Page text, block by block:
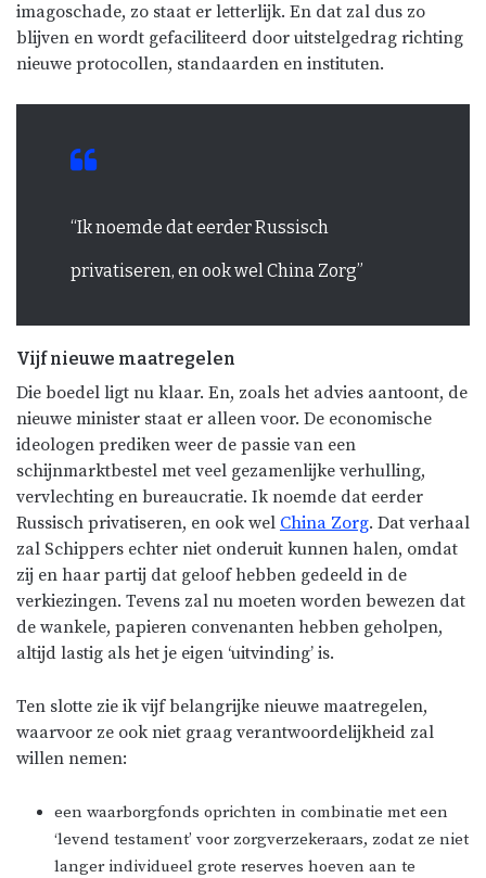
imagoschade, zo staat er letterlijk. En dat zal dus zo
blijven en wordt gefaciliteerd door uitstelgedrag richting
nieuwe protocollen, standaarden en instituten.
“Ik noemde dat eerder Russisch
privatiseren, en ook wel China Zorg”
Vijf nieuwe maatregelen
Die boedel ligt nu klaar. En, zoals het advies aantoont, de
nieuwe minister staat er alleen voor. De economische
ideologen prediken weer de passie van een
schijnmarktbestel met veel gezamenlijke verhulling,
vervlechting en bureaucratie. Ik noemde dat eerder
Russisch privatiseren, en ook wel China Zorg. Dat verhaal
zal Schippers echter niet onderuit kunnen halen, omdat
zij en haar partij dat geloof hebben gedeeld in de
verkiezingen. Tevens zal nu moeten worden bewezen dat
de wankele, papieren convenanten hebben geholpen,
altijd lastig als het je eigen ‘uitvinding’ is.
Ten slotte zie ik vijf belangrijke nieuwe maatregelen,
waarvoor ze ook niet graag verantwoordelijkheid zal
willen nemen:
een waarborgfonds oprichten in combinatie met een
‘levend testament’ voor zorgverzekeraars, zodat ze niet
langer individueel grote reserves hoeven aan te